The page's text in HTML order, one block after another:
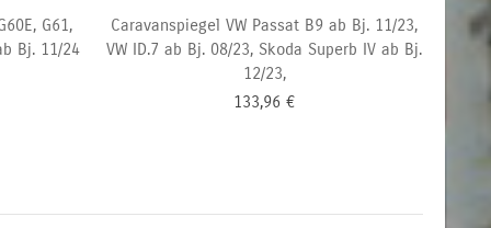
G61,
Bj. 11/24
Caravanspiegel VW Passat B9 ab Bj. 11/23,
VW ID.7 ab Bj. 08/23, Skoda Superb IV ab Bj.
12/23,
133,96 €